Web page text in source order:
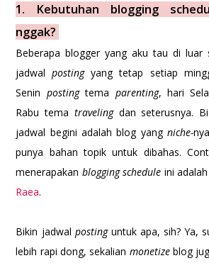
1. Kebutuhan blogging
nggak?
Beberapa blogger yang aku tau di luar
jadwalpostingyang tetap setiap
Senin postingtema parenting, hari
Rabu tema traveling dan seterusnya.
jadwal begini adalah blog yang niche-
punya bahan topik untuk dibahas.
menerapakan blogging schedule ini adalah
Raea.
Bikin jadwal posting untuk apa, sih? Ya,
lebih rapi dong, sekalian monetize blog